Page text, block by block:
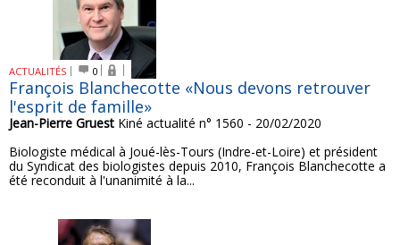
ACTUALITÉS 0
François Blanchecotte «Nous devons retrouver
l'esprit de famille»
Jean-Pierre Gruest Kiné actualité n° 1560 - 20/02/2020
Biologiste médical à Joué-lès-Tours (Indre-et-Loire) et président
du Syndicat des biologistes depuis 2010, François Blanchecotte a
été reconduit à l'unanimité à la...